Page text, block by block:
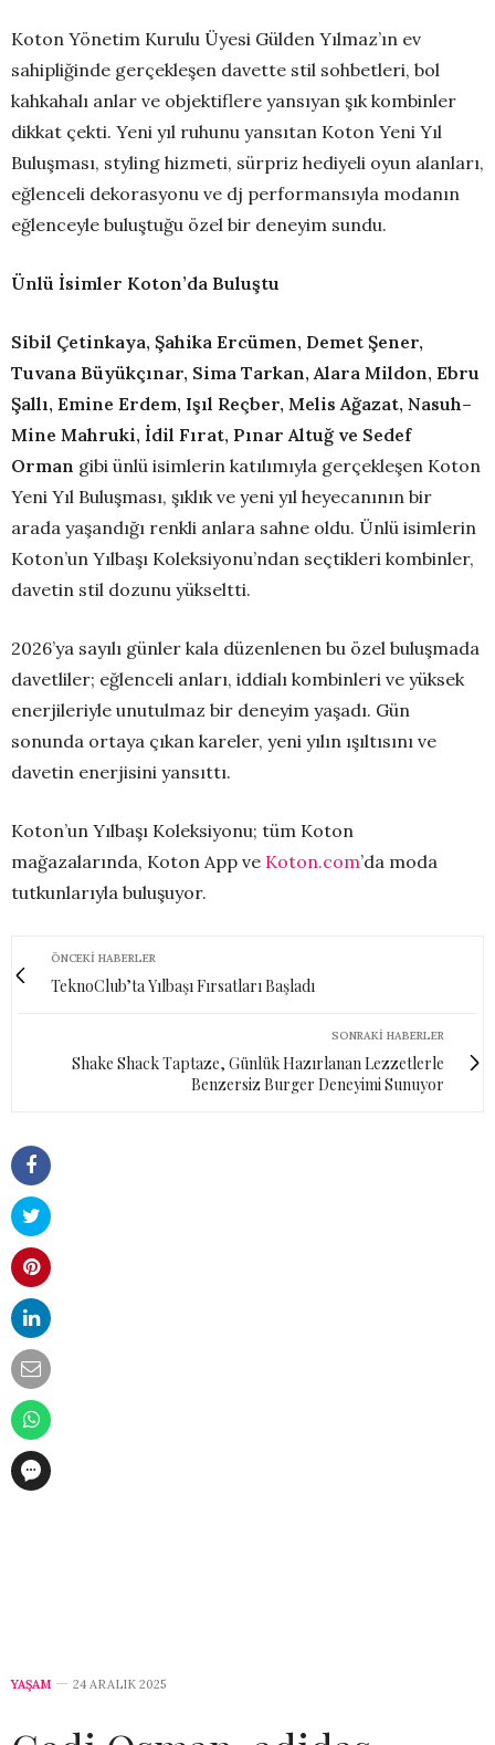
Koton Yönetim Kurulu Üyesi Gülden Yılmaz’ın ev
sahipliğinde gerçekleşen davette stil sohbetleri, bol
kahkahalı anlar ve objektiflere yansıyan şık kombinler
dikkat çekti. Yeni yıl ruhunu yansıtan Koton Yeni Yıl
Buluşması, styling hizmeti, sürpriz hediyeli oyun alanları,
eğlenceli dekorasyonu ve dj performansıyla modanın
eğlenceyle buluştuğu özel bir deneyim sundu.
Ünlü İsimler Koton’da Buluştu
Sibil Çetinkaya, Şahika Ercümen, Demet Şener,
Tuvana Büyükçınar, Sima Tarkan, Alara Mildon, Ebru
Şallı, Emine Erdem, Işıl Reçber, Melis Ağazat, Nasuh–
Mine Mahruki, İdil Fırat, Pınar Altuğ ve Sedef
Orman gibi ünlü isimlerin katılımıyla gerçekleşen Koton
Yeni Yıl Buluşması, şıklık ve yeni yıl heyecanının bir
arada yaşandığı renkli anlara sahne oldu. Ünlü isimlerin
Koton’un Yılbaşı Koleksiyonu’ndan seçtikleri kombinler,
davetin stil dozunu yükseltti.
2026’ya sayılı günler kala düzenlenen bu özel buluşmada
davetliler; eğlenceli anları, iddialı kombinleri ve yüksek
enerjileriyle unutulmaz bir deneyim yaşadı. Gün
sonunda ortaya çıkan kareler, yeni yılın ışıltısını ve
davetin enerjisini yansıttı.
Koton’un Yılbaşı Koleksiyonu; tüm Koton
mağazalarında, Koton App ve Koton.com’da moda
tutkunlarıyla buluşuyor.
ÖNCEKI HABERLER
TeknoClub’ta Yılbaşı Fırsatları Başladı
SONRAKI HABERLER
Shake Shack Taptaze, Günlük Hazırlanan Lezzetlerle
Benzersiz Burger Deneyimi Sunuyor
YAŞAM 24 ARALIK 2025